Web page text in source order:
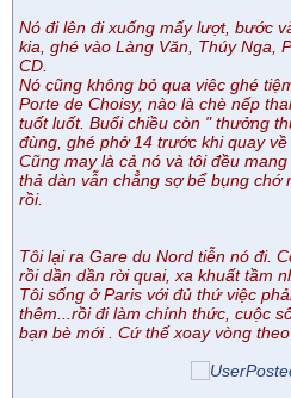
Nó đi lên đi xuống mấy lượt, bước
kia, ghé vào Làng Văn, Thúy Nga,
CD.
Nó cũng không bỏ qua viêc ghé
Porte de Choisy, nào là chè nếp
tuốt luốt. Buổi chiều còn " thưởng
đùng, ghé phở 14 trước khi quay về
Cũng may là cả nó và tôi đều
thả dàn vẫn chẳng sợ bể bụng chớ
rồi.
Tôi lại ra Gare du Nord tiễn nó đi.
rồi dần dần rời quai, xa khuất tầm
Tôi sống ở Paris với đủ thứ việc
thêm...rồi đi làm chính thức, cuộc
bạn bè mới . Cứ thế xoay vòng